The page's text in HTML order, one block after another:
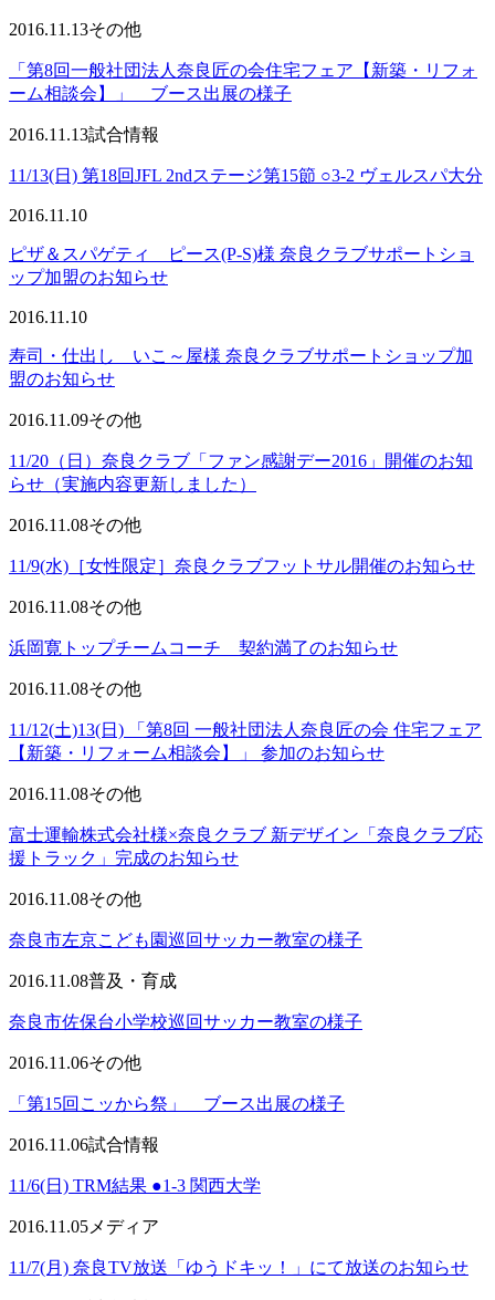
2016.11.13その他
「第8回一般社団法人奈良匠の会住宅フェア【新築・リフォ
ーム相談会】」 ブース出展の様子
2016.11.13試合情報
11/13(日) 第18回JFL 2ndステージ第15節 ○3-2 ヴェルスパ大分
2016.11.10
ピザ＆スパゲティ ピース(P-S)様 奈良クラブサポートショ
ップ加盟のお知らせ
2016.11.10
寿司・仕出し いこ～屋様 奈良クラブサポートショップ加
盟のお知らせ
2016.11.09その他
11/20（日）奈良クラブ「ファン感謝デー2016」開催のお知
らせ（実施内容更新しました）
2016.11.08その他
11/9(水)［女性限定］奈良クラブフットサル開催のお知らせ
2016.11.08その他
浜岡寛トップチームコーチ 契約満了のお知らせ
2016.11.08その他
11/12(土)13(日) 「第8回 一般社団法人奈良匠の会 住宅フェア
【新築・リフォーム相談会】」 参加のお知らせ
2016.11.08その他
富士運輸株式会社様×奈良クラブ 新デザイン「奈良クラブ応
援トラック」完成のお知らせ
2016.11.08その他
奈良市左京こども園巡回サッカー教室の様子
2016.11.08普及・育成
奈良市佐保台小学校巡回サッカー教室の様子
2016.11.06その他
「第15回こッから祭」 ブース出展の様子
2016.11.06試合情報
11/6(日) TRM結果 ●1-3 関西大学
2016.11.05 メディア
11/7(月) 奈良TV放送「ゆうドキッ！」にて放送のお知らせ